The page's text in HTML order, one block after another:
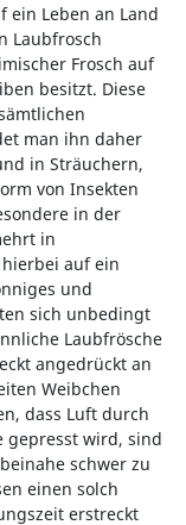
ein Leben an Land
Laubfrosch
Frosch auf
besitzt. Diese
man ihn daher
in Sträuchern,
von Insekten
in der
in
auf ein
und
sich unbedingt
Laubfrösche
angedrückt an
Weibchen
dass Luft durch
gepresst wird, sind
schwer zu
einen solch
erstreckt